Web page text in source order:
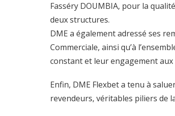
Fasséry DOUMBIA, pour la
deux structures.
DME a également adressé ses
Commerciale, ainsi qu’à
constant et leur engagement aux
Enfin, DME Flexbet a tenu à
revendeurs, véritables piliers de